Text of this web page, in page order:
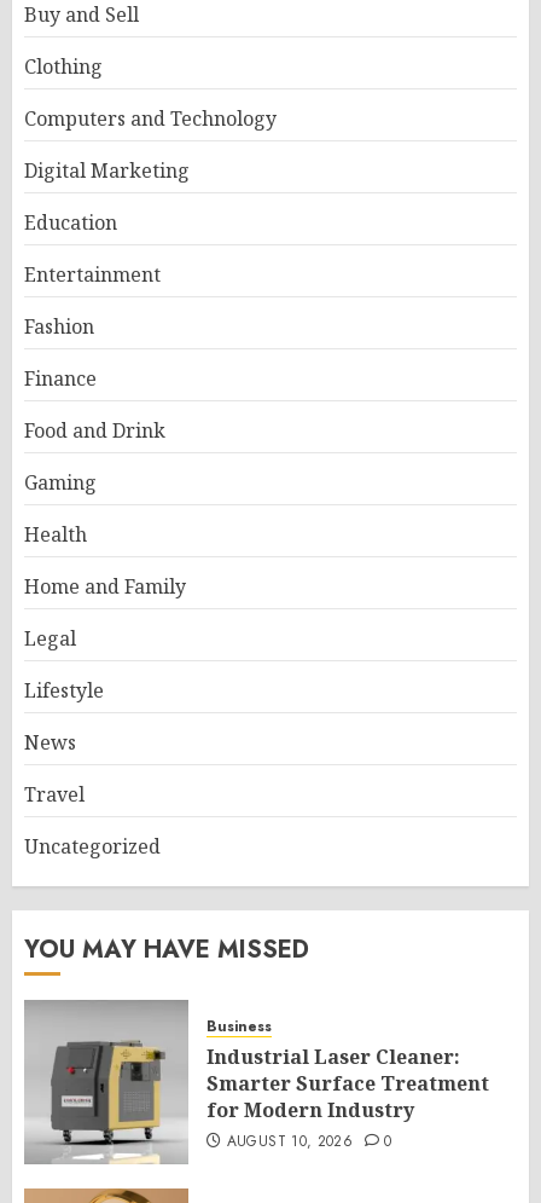
Buy and Sell
Clothing
Computers and Technology
Digital Marketing
Education
Entertainment
Fashion
Finance
Food and Drink
Gaming
Health
Home and Family
Legal
Lifestyle
News
Travel
Uncategorized
YOU MAY HAVE MISSED
Business
Industrial Laser Cleaner:
Smarter Surface Treatment
for Modern Industry
AUGUST 10, 2026 0